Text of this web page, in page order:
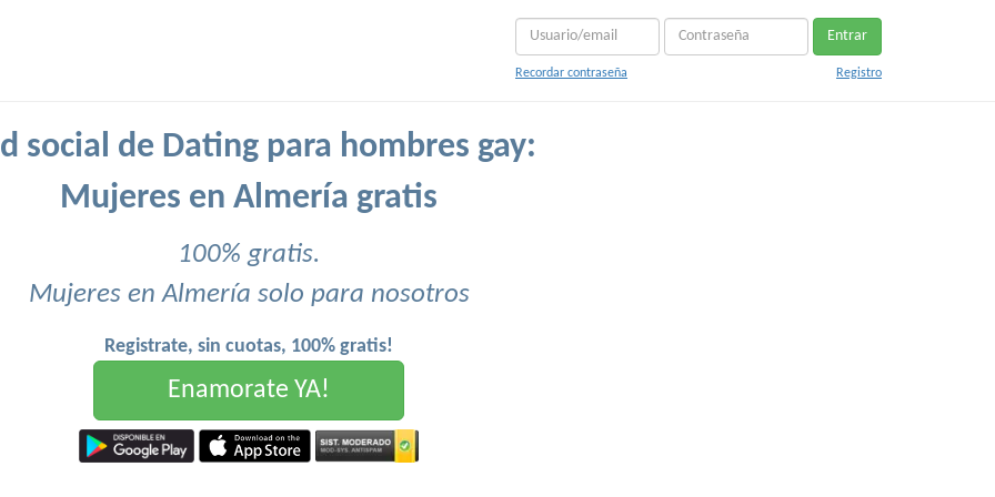
Entrar
Recordar contraseña Registro
social de Dating para hombres gay:
Mujeres en Almería gratis
100% gratis.
Mujeres en Almería solo para nosotros
Registrate, sin cuotas, 100% gratis!
Enamorate YA!